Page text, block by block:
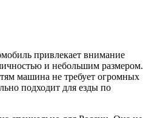
привлекает внимание
и небольшим размером.
машина не требует огромных
подходит для езды по